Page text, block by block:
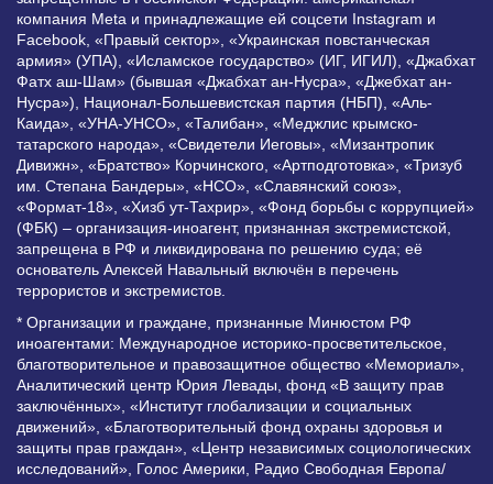
компания Meta и принадлежащие ей соцсети Instagram и
Facebook, «Правый сектор», «Украинская повстанческая
армия» (УПА), «Исламское государство» (ИГ, ИГИЛ), «Джабхат
Фатх аш-Шам» (бывшая «Джабхат ан-Нусра», «Джебхат ан-
Нусра»), Национал-Большевистская партия (НБП), «Аль-
Каида», «УНА-УНСО», «Талибан», «Меджлис крымско-
татарского народа», «Свидетели Иеговы», «Мизантропик
Дивижн», «Братство» Корчинского, «Артподготовка», «Тризуб
им. Степана Бандеры», «НСО», «Славянский союз»,
«Формат-18», «Хизб ут-Тахрир», «Фонд борьбы с коррупцией»
(ФБК) – организация-иноагент, признанная экстремистской,
запрещена в РФ и ликвидирована по решению суда; её
основатель Алексей Навальный включён в перечень
террористов и экстремистов.
* Организации и граждане, признанные Минюстом РФ
иноагентами: Международное историко-просветительское,
благотворительное и правозащитное общество «Мемориал»,
Аналитический центр Юрия Левады, фонд «В защиту прав
заключённых», «Институт глобализации и социальных
движений», «Благотворительный фонд охраны здоровья и
защиты прав граждан», «Центр независимых социологических
исследований», Голос Америки, Радио Свободная Европа/